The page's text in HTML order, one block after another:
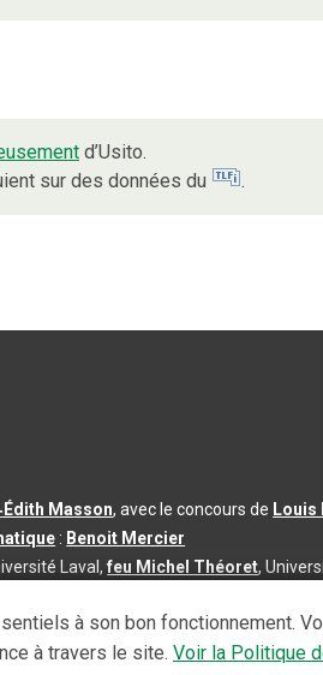
d’Usito.
sur des données du
.
Masson, avec le concours de Louis
: Benoit Mercier
Laval,feu Michel Théoret,
mise à jour du contenu :2026-08-03
à son bon fonctionnement.
à travers le site. Voir la Politique